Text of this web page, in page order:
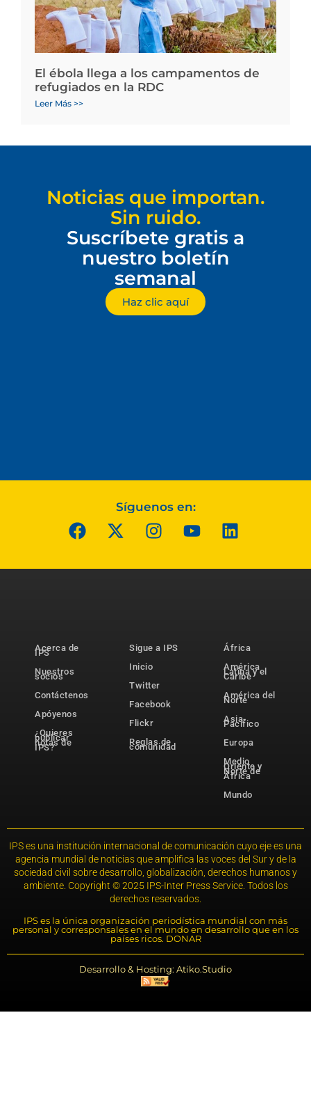
El ébola llega a los campamentos de
refugiados en la RDC
Leer Más >>
Noticias que importan.
Sin ruido.
Suscríbete gratis a
nuestro boletín
semanal
Haz clic aquí
Síguenos en:
Acerca de
IPS
Nuestros
socios
Contáctenos
Apóyenos
¿Quieres
publicar
notas de
IPS?
Sigue a IPS
Inicio
Twitter
Facebook
Flickr
Reglas de
comunidad
África
América
Latina y el
Caribe
América del
Norte
Asia-
Pacífico
Europa
Medio
Oriente y
Norte de
África
Mundo
IPS es una institución internacional de comunicación cuyo eje es una
agencia mundial de noticias que amplifica las voces del Sur y de la
sociedad civil sobre desarrollo, globalización, derechos humanos y
ambiente. Copyright © 2025 IPS-Inter Press Service. Todos los
derechos reservados.
IPS es la única organización periodística mundial con más
personal y corresponsales en el mundo en desarrollo que en los
países ricos. DONAR
Desarrollo & Hosting: Atiko.Studio